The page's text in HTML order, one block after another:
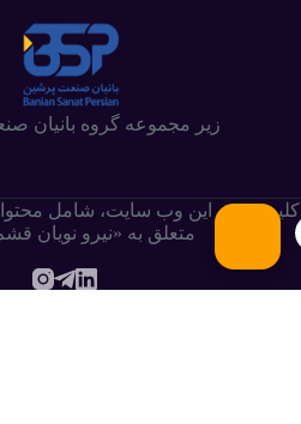
زیر مجموعه گروه بانیان
کلیه حقوق این وب سایت،‌ شامل محتوا،
متعلق به «نیرو نویان